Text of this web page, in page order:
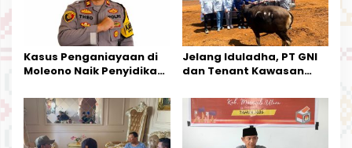
Kasus Penganiayaan di
Moleono Naik Penyidikan,
Kesempatan Terakhir
Jelang Iduladha, PT GNI
dan Tenant Kawasan
Kurban